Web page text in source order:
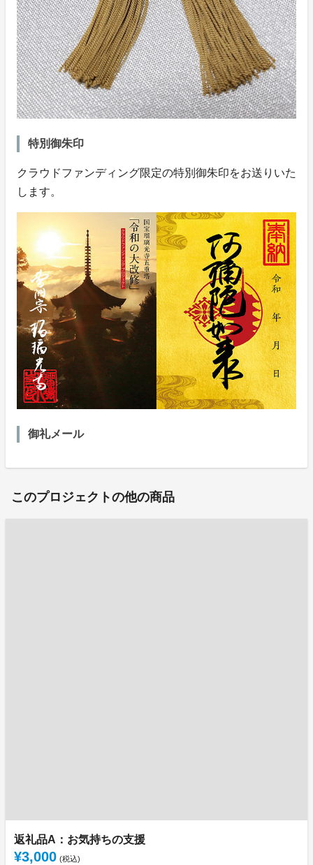
特別御朱印
クラウドファンディング限定の特別御朱印をお送りいた
します。
御礼メール
このプロジェクトの他の商品
返礼品A：お気持ちの支援
¥3,000 (税込)